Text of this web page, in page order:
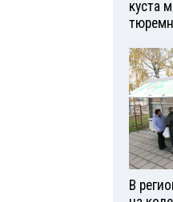
куста
В